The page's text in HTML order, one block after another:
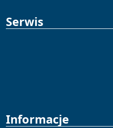
Serwis
Informacje